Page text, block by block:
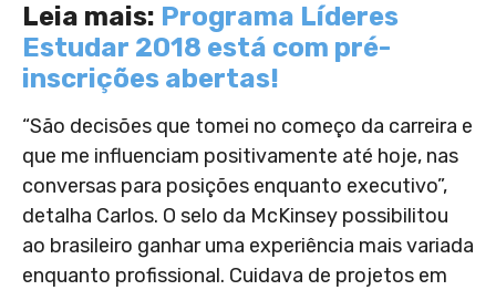
Leia mais: Programa Líderes
Estudar 2018 está com pré-
inscrições abertas!
“São decisões que tomei no começo da carreira e
que me influenciam positivamente até hoje, nas
conversas para posições enquanto executivo”,
detalha Carlos. O selo da McKinsey possibilitou
ao brasileiro ganhar uma experiência mais variada
enquanto profissional. Cuidava de projetos em